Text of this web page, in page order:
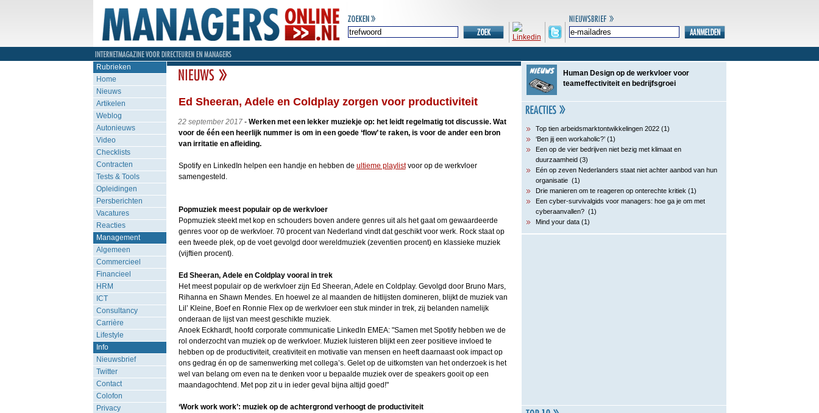
Rubrieken
Home
Nieuws
Artikelen
Weblog
Autonieuws
Video
Checklists
Contracten
Tests & Tools
Opleidingen
Persberichten
Vacatures
Reacties
Management
Algemeen
Commercieel
Financieel
HRM
ICT
Consultancy
Carrière
Lifestyle
Info
Nieuwsbrief
Twitter
Contact
Colofon
Privacy
Ed Sheeran, Adele en Coldplay zorgen voor productiviteit
22 september 2017- Werken met een lekker muziekje op: het leidt regelmatig tot discussie. Wat
voor de één een heerlijk nummer is om in een goede ‘flow’ te raken, is voor de ander een bron
van irritatie en afleiding.
Spotify en LinkedIn helpen een handje en hebben de ultieme playlistvoor op de werkvloer
samengesteld.
Popmuziek meest populair op de werkvloer
Popmuziek steekt met kop en schouders boven andere genres uit als het gaat om gewaardeerde
genres voor op de werkvloer. 70 procent van Nederland vindt dat geschikt voor werk. Rock staat op
een tweede plek, op de voet gevolgd door wereldmuziek (zeventien procent) en klassieke muziek
(vijftien procent).
Ed Sheeran, Adele en Coldplay vooral in trek
Het meest populair op de werkvloer zijn Ed Sheeran, Adele en Coldplay. Gevolgd door Bruno Mars,
Rihanna en Shawn Mendes. En hoewel ze al maanden de hitlijsten domineren, blijkt de muziek van
Lil’ Kleine, Boef en Ronnie Flex op de werkvloer een stuk minder in trek, zij belanden namelijk
onderaan de lijst van meest geschikte muziek.
Anoek Eckhardt, hoofd corporate communicatie LinkedIn EMEA: "Samen met Spotify hebben we de
rol onderzocht van muziek op de werkvloer. Muziek luisteren blijkt een zeer positieve invloed te
hebben op de productiviteit, creativiteit en motivatie van mensen en heeft daarnaast ook impact op
ons gedrag én op de samenwerking met collega’s. Gelet op de uitkomsten van het onderzoek is het
wel van belang om even na te denken voor u bepaalde muziek over de speakers gooit op een
maandagochtend. Met pop zit u in ieder geval bijna altijd goed!"
‘Work work work’: muziek op de achtergrond verhoogt de productiviteit
Human Design op de werkvloer voor
teameffectiviteit en bedrijfsgroei
Top tien arbeidsmarktontwikkelingen 2022 (1)
‘Ben jij een workaholic?’ (1)
Een op de vier bedrijven niet bezig met klimaat en
duurzaamheid (3)
Eén op zeven Nederlanders staat niet achter aanbod van hun
organisatie (1)
Drie manieren om te reageren op onterechte kritiek (1)
Een cyber-survivalgids voor managers: hoe ga je om met
cyberaanvallen? (1)
Mind your data (1)